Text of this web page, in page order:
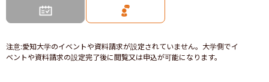
注意:愛知大学のイベントや資料請求が設定されていません。大学側でイ
ベントや資料請求の設定完了後に閲覧又は申込が可能になります。